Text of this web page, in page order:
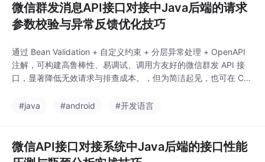
微信群发消息API接口对接中Java后端的请求
参数校验与异常反馈优化技巧
通过 Bean Validation + 自定义约束 + 分层异常处理 + OpenAPI
注解，可构建高鲁棒性、易调试、调用方友好的微信群发 API 接
口，显著降低无效请求与排查成本。，但为简洁起见，也可在 Con
#java
#android #开发语言
微信API接口对接系统中Java后端的接口性能